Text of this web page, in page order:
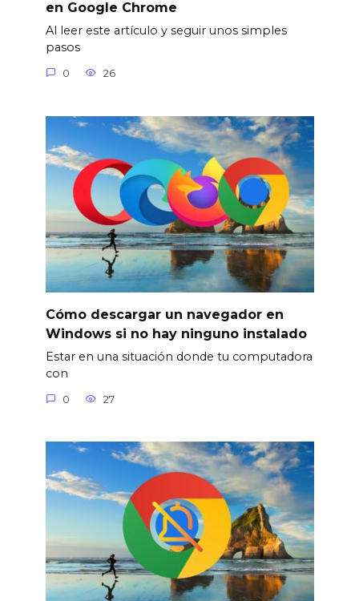
en Google Chrome
Al leer este artículo y seguir unos simples
pasos
0 26
Cómo descargar un navegador en
Windows si no hay ninguno instalado
Estar en una situación donde tu computadora
con
0 27